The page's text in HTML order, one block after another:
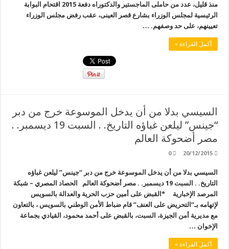
منذ قليل، عدد من حاملى الماجستير والدكتوراه دفعة 2015 اقتحام البوابة
الرئيسية لمجلس الوزراء بشارع قصر العينى، عقب رفض مجلس الوزراء
تعيينهم، على حد وصفهم. …
أكمل القراءة »
السيسي بدلا من أن يدخل الموسوعة خرج من دبر
“جينس” ليلعن غباؤه التاريخ. . السبت 19 ديسمبر. .
مصر أضحوكة العالم
20/12/2015
0
السيسي بدلا من أن يدخل الموسوعة خرج من دبر “جينس” ليلعن غباؤه
التاريخ. . السبت 19 ديسمبر. . مصر أضحوكة العالم الحصاد المصري – شبكة
المرصد الإخبارية *القبض على أمين حزب الحرية والعدالة بالسويس
لإتهامه بـ”التحريض على العنف” قام ضباط الأمن الوطني بالسويس ، بالتعاون
مع مديرية أمن الجيزة، السبت، بالقبض على أحمد محمود، القيادي بجماعة
الإخوان …
أكمل القراءة »